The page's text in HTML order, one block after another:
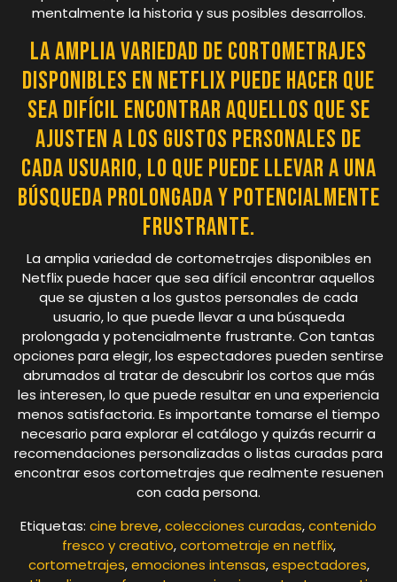
mentalmente la historia y sus posibles desarrollos.
La amplia variedad de cortometrajes
disponibles en Netflix puede hacer que
sea difícil encontrar aquellos que se
ajusten a los gustos personales de
cada usuario, lo que puede llevar a una
búsqueda prolongada y potencialmente
frustrante.
La amplia variedad de cortometrajes disponibles en
Netflix puede hacer que sea difícil encontrar aquellos
que se ajusten a los gustos personales de cada
usuario, lo que puede llevar a una búsqueda
prolongada y potencialmente frustrante. Con tantas
opciones para elegir, los espectadores pueden sentirse
abrumados al tratar de descubrir los cortos que más
les interesen, lo que puede resultar en una experiencia
menos satisfactoria. Es importante tomarse el tiempo
necesario para explorar el catálogo y quizás recurrir a
recomendaciones personalizadas o listas curadas para
encontrar esos cortometrajes que realmente resuenen
con cada persona.
Etiquetas: cine breve,colecciones curadas,contenido
fresco y creativo,cortometraje en netflix,
cortometrajes,emociones intensas,espectadores,